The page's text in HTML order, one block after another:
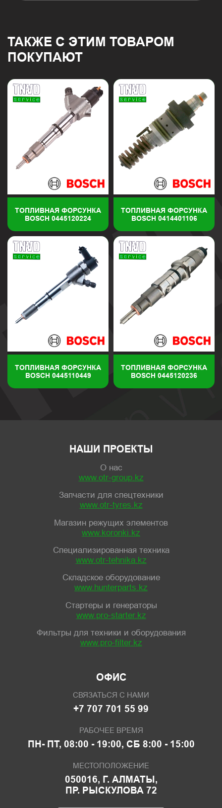
ТАКЖЕ С ЭТИМ ТОВАРОМ
ПОКУПАЮТ
ТОПЛИВНАЯ ФОРСУНКА
BOSCH 0445120224
ТОПЛИВНАЯ ФОРСУНКА
BOSCH 0414401106
ТОПЛИВНАЯ ФОРСУНКА
BOSCH 0445110449
ТОПЛИВНАЯ ФОРСУНКА
BOSCH 0445120236
НАШИ ПРОЕКТЫ
О нас
www.otr-group.kz
Запчасти для спецтехники
www.otr-tyres.kz
Магазин режущих элементов
www.koronki.kz
Специализированная техника
www.otr-tehnika.kz
Складское оборудование
www.hunterparts.kz
Стартеры и генераторы
www.pro-starter.kz
Фильтры для техники и оборудования
www.pro-filter.kz
ОФИС
СВЯЗАТЬСЯ С НАМИ
+7 707 701 55 99
РАБОЧЕЕ ВРЕМЯ
ПН- ПТ, 08:00 - 19:00, СБ 8:00 - 15:00
МЕСТОПОЛОЖЕНИЕ
050016, Г. АЛМАТЫ,
ПР. РЫСКУЛОВА 72